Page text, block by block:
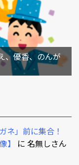
、優香、のんが
ネ」前に集合！
】
に 名無しさん